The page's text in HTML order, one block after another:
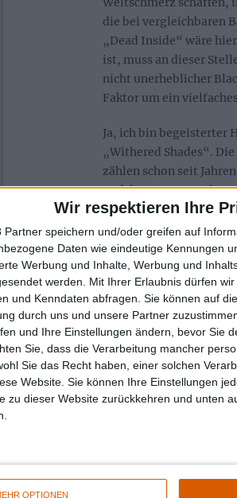
Wir respektieren Ihre
Partner speichern und/oder greifen auf
Daten wie eindeutige Kennungen
Werbung und Inhalte, Werbung und
werden.
Mit Ihrer Erlaubnis dürfen
und Kenndaten abfragen. Sie können auf
durch uns und unsere Partner
und Ihre Einstellungen ändern, bevor Sie
Sie, dass die Verarbeitung mancher
Sie das Recht haben, einer solchen
Website. Sie können Ihre Einstellungen
zu dieser Website zurückkehren und unten
OPTIONEN
die bei vergleichbaren
„Dead Inside“ wäre
ist, muss an dieser
nicht unerheblicher
Faktor um ein
Ja, ich bin begeisterter
„Withered Shades“.
zählen schon seit
und das aus genau den
und zutiefst aufwühlend
Perlen des
endlich auch etwas
gibt ja noch
Sound der Live-
ohnehin voll auf der
anders als auf Platte
Das gilt auch für die
Sorrow“ und
Gewand als
versprühen, deshalb
alle, die bisher eine